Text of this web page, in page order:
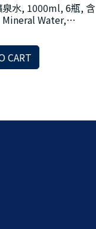
泉水, 1000ml, 6瓶, 含
Mineral Water,
CART